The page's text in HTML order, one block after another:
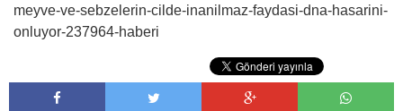
meyve-ve-sebzelerin-cilde-inanilmaz-faydasi-dna-hasarini-
onluyor-237964-haberi